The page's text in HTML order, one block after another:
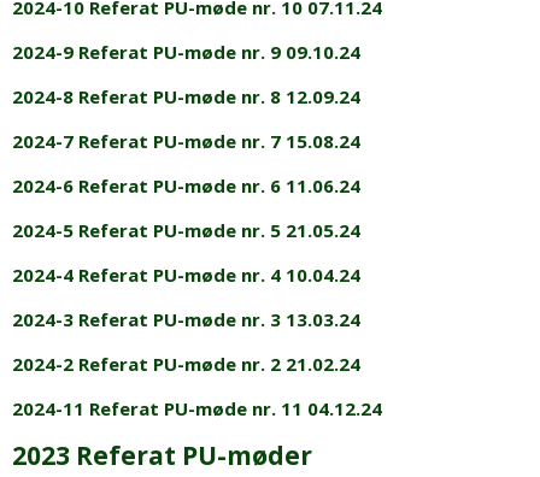
2024-10 Referat PU-møde nr. 10 07.11.24
2024-9 Referat PU-møde nr. 9 09.10.24
2024-8 Referat PU-møde nr. 8 12.09.24
2024-7 Referat PU-møde nr. 7 15.08.24
2024-6 Referat PU-møde nr. 6 11.06.24
2024-5 Referat PU-møde nr. 5 21.05.24
2024-4 Referat PU-møde nr. 4 10.04.24
2024-3 Referat PU-møde nr. 3 13.03.24
2024-2 Referat PU-møde nr. 2 21.02.24
2024-11 Referat PU-møde nr. 11 04.12.24
2023 Referat PU-møder